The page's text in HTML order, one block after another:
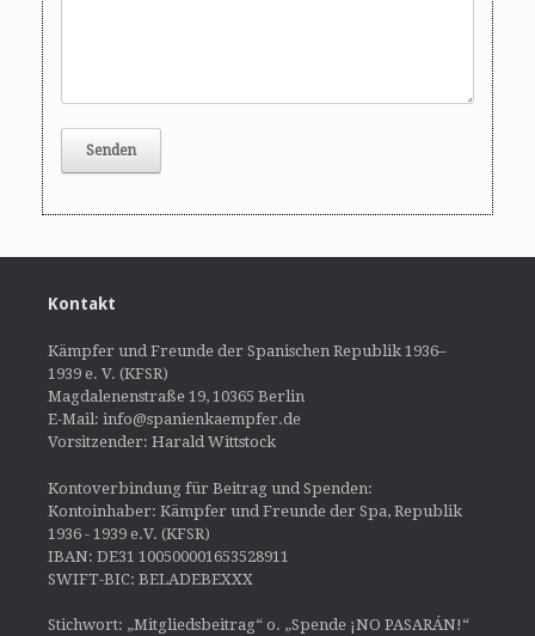
Kontakt
Kämpfer und Freunde der Spanischen Republik 1936–
1939 e. V. (KFSR)
Magdalenenstraße 19, 10365 Berlin
E-Mail: info@spanienkaempfer.de
Vorsitzender: Harald Wittstock
Kontoverbindung für Beitrag und Spenden:
Kontoinhaber: Kämpfer und Freunde der Spa, Republik
1936 - 1939 e.V. (KFSR)
IBAN: DE31 100500001653528911
SWIFT-BIC: BELADEBEXXX
Stichwort: „Mitgliedsbeitrag“ o. „Spende ¡NO PASARÁN!“